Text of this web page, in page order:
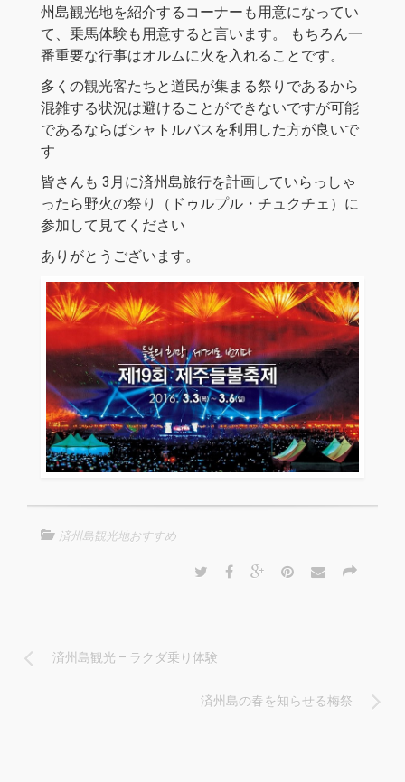
州島観光地を紹介するコーナーも用意になってい
て、乗馬体験も用意すると言います。 もちろん一
番重要な行事はオルムに火を入れることです。
多くの観光客たちと道民が集まる祭りであるから
混雑する状況は避けることができないですが可能
であるならばシャトルバスを利用した方が良いで
す
皆さんも 3月に済州島旅行を計画していらっしゃ
ったら野火の祭り（ドゥルプル・チュクチェ）に
参加して見てください
ありがとうございます。
済州島観光地おすすめ
済州島観光 – ラクダ乗り体験
済州島の春を知らせる梅祭